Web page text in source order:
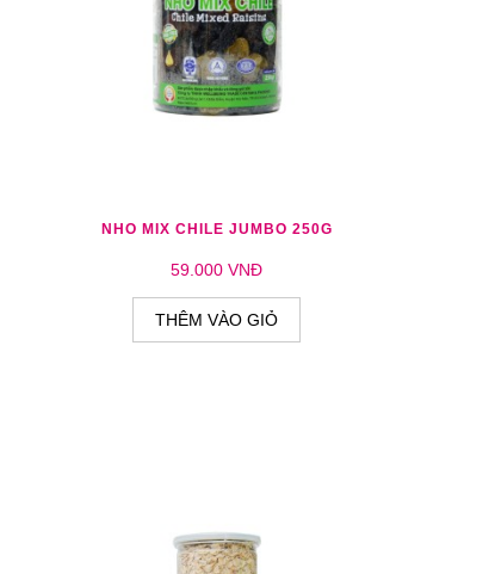
NHO MIX CHILE JUMBO 250G
59.000 VNĐ
THÊM VÀO GIỎ